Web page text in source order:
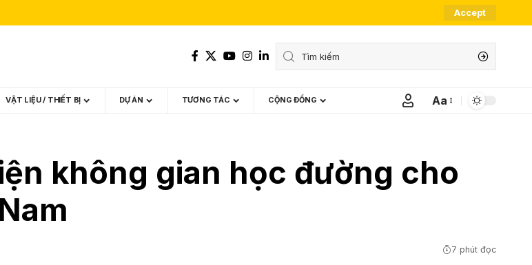
Accept
VẬT LIỆU / THIẾT BỊ DỰ ÁN TƯƠNG TÁC CỘNG ĐỒNG
Font
Aa
không gian học đường cho
7 phút đọc